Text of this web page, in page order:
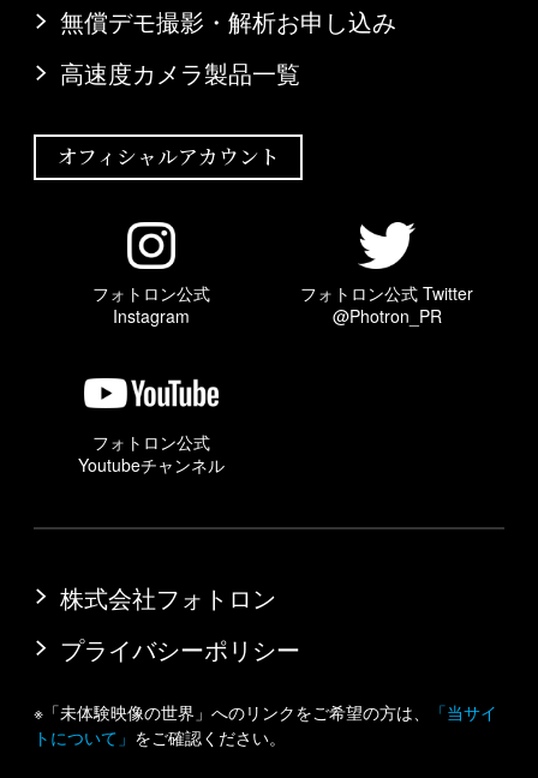
無償デモ撮影・解析お申し込み
高速度カメラ製品一覧
オフィシャルアカウント
フォトロン公式
Instagram
フォトロン公式 Twitter
@Photron_PR
フォトロン公式
Youtubeチャンネル
株式会社フォトロン
プライバシーポリシー
※「未体験映像の世界」へのリンクをご希望の方は、
「当サイ
トについて」 をご確認ください。